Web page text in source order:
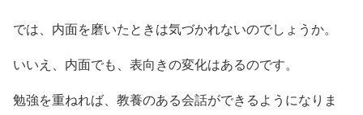
では、内面を磨いたときは気づかれないのでしょうか。
いいえ、内面でも、表向きの変化はあるのです。
勉強を重ねれば、教養のある会話ができるようになりま